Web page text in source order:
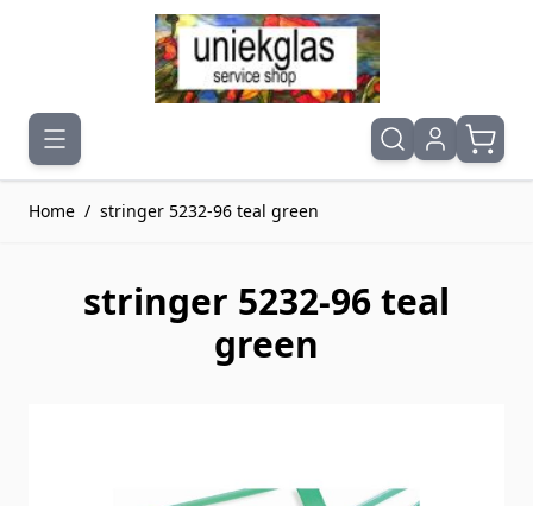
Ga naar de inhoud
Home / stringer 5232-96 teal green
stringer 5232-96 teal
green